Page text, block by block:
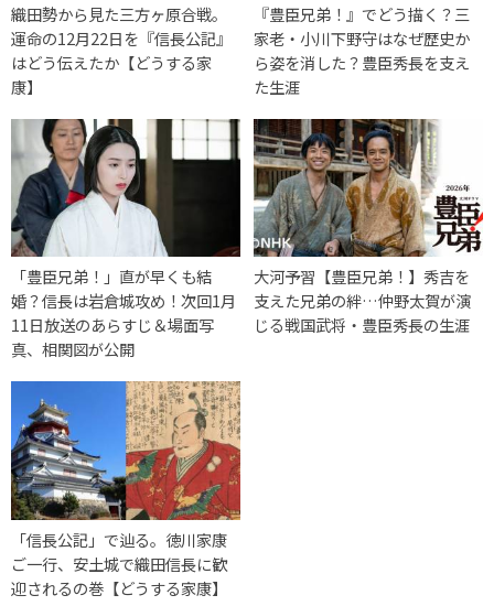
織田勢から見た三方ヶ原合戦。
運命の12月22日を『信長公記』
はどう伝えたか【どうする家
康】
『豊臣兄弟！』でどう描く？三
家老・小川下野守はなぜ歴史か
ら姿を消した？豊臣秀長を支え
た生涯
「豊臣兄弟！」直が早くも結
婚？信長は岩倉城攻め！次回1月
11日放送のあらすじ＆場面写
真、相関図が公開
大河予習【豊臣兄弟！】秀吉を
支えた兄弟の絆…仲野太賀が演
じる戦国武将・豊臣秀長の生涯
「信長公記」で辿る。徳川家康
ご一行、安土城で織田信長に歓
迎されるの巻【どうする家康】